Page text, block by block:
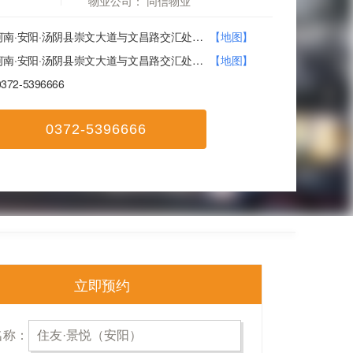
河南·安阳·汤阴县崇文大道与文昌路交汇处向东200米路南
【地图】
河南·安阳·汤阴县崇文大道与文昌路交汇处向东200米路南
【地图】
5396666
0372-5396666
立即预约
：